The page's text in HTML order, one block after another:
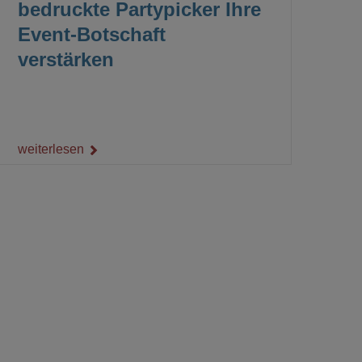
bedruckte Partypicker Ihre
Event-Botschaft
verstärken
weiterlesen